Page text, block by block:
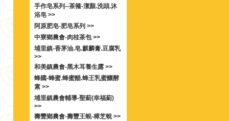
手作皂系列--茶箍-潔顏.洗頭.沐
浴皂 >>
阿原肥皂-肥皂系列 >>
中寮鄉農會-肉桂茶包 >>
埔里鎮-香茅油.皂.麒麟膏.豆腐乳
>>
和美鎮農會-黑木耳養生露 >>
蜂國-蜂蜜.蜂蜜醋.蜂王乳蜜釀酵
素 >>
埔里鎮農會輔導-聖薊(幸福薊)
>>
壽豐鄉農會-壽豐王蜆-樟芝蜆 >>